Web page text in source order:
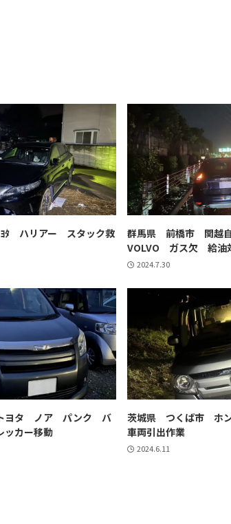
ハリアー スタック救
群馬県 前橋市 関越
VOLVO ガス欠 給油
2024.7.30
ヨタ ノア パンク バ
カー移動
茨城県 つくば市 ホ
車両引出作業
2024.6.11